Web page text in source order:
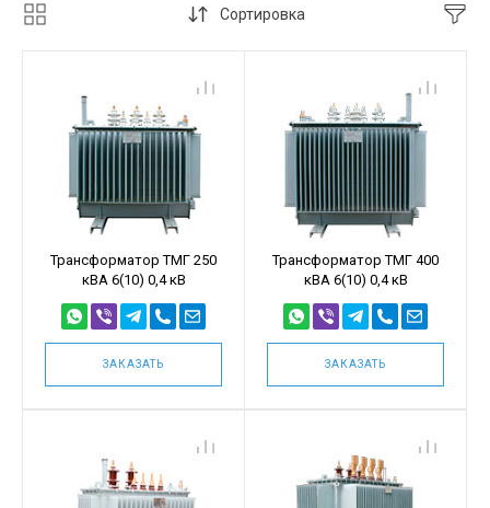
Сортировка
Трансформатор ТМГ 250
кВА 6(10) 0,4 кВ
ЗАКАЗАТЬ
Трансформатор ТМГ 400
кВА 6(10) 0,4 кВ
ЗАКАЗАТЬ